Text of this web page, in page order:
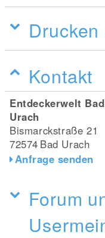
Kontakt
Entdeckerwelt Bad
Urach
Bismarckstraße 21
72574 Bad Urach
Anfrage senden
Forum